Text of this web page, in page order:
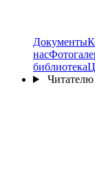
Документы
нас
библиотека
Читателю